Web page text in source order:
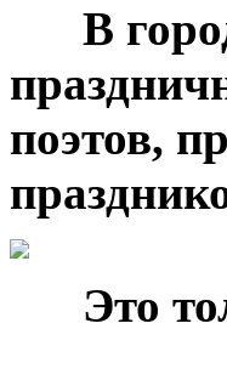
В
поэтов,
Это